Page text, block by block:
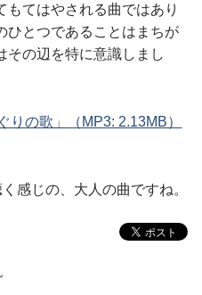
てはやされる曲ではあり
ひとつであることはまちが
その辺を特に意識しまし
りの歌」（MP3: 2.13MB）
感じの、大人の曲ですね。